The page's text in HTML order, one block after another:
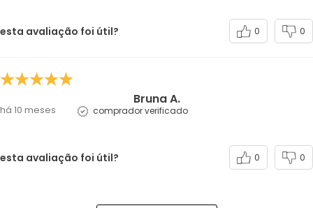
esta avaliação foi útil? 0 0
Bruna A.
há 10 meses comprador verificado
esta avaliação foi útil? 0 0